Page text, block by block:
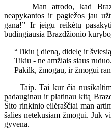
Man atrodo, kad
neapykantos ir pagiežos jau
gana!” Ir jeigu reikėtų
būdingiausia Brazdžionio
“Tikiu į dieną, didelę ir
Tikiu - ne amžiais siaus ruduo.
Pakilk, žmogau, ir žmogui
Taip. Tai kur čia
padauginau ir platinau kitą
Šito rinkinio eilėraščiai man
šalies netekusiam žmogui. Juk
gyvena.